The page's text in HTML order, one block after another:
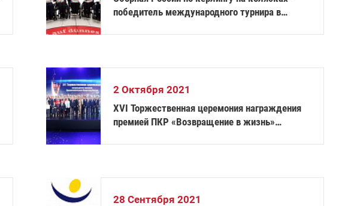
победитель международного турнира в
2 Октября 2021
XVI Торжественная церемония награждения
премией ПКР «Возвращение в жизнь»
28 Сентября 2021